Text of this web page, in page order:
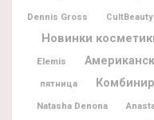
Dennis Gross
CultBeauty
Новинки
Elemis
пятница
Natasha Denona